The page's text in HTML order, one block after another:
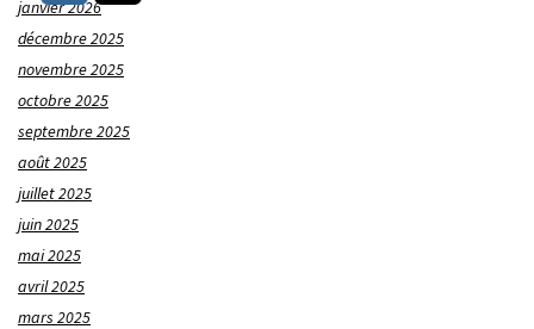
janvier 2026
décembre 2025
novembre 2025
octobre 2025
septembre 2025
août 2025
juillet 2025
juin 2025
mai 2025
avril 2025
mars 2025